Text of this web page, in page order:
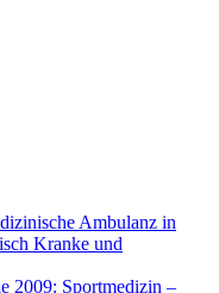
Ambulanz in
Kranke und
2009: Sportmedizin –